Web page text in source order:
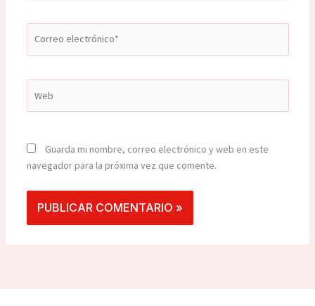
electrónico*
Guarda mi nombre, correo electrónico y web en este
navegador para la próxima vez que comente.